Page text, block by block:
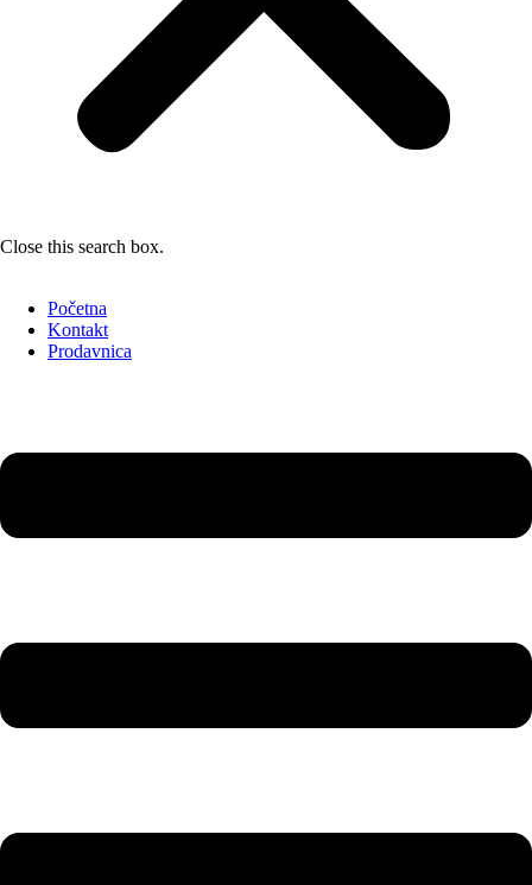
Close this search box.
Početna
Kontakt
Prodavnica